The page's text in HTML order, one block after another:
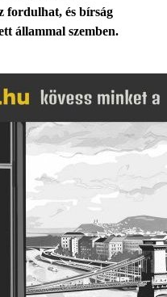
fordulhat, és bírság
állammal szemben.